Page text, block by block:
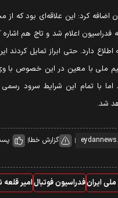
کرد: این علاقه‌ای بود که از
اعلام شد و تاج هم اشاره
دارد. حتی ابراز تمایل کردند
ملی با معین در این خصوص با وی
با تمام این شرایط سرود رسمی
شد.
گزارش خطا
ایرانفدراسیون فوتبالامیر قلعه